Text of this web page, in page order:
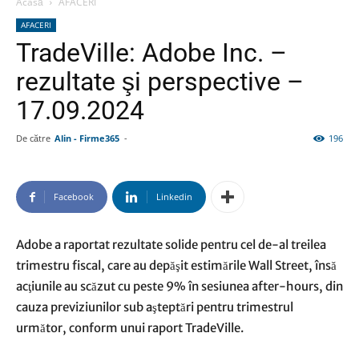
AFACERI
TradeVille: Adobe Inc. –
rezultate şi perspective –
17.09.2024
De către Alin - Firme365 - 196
Facebook Linkedin
Adobe a raportat rezultate solide pentru cel de-al treilea
trimestru fiscal, care au depăşit estimările Wall Street, însă
acţiunile au scăzut cu peste 9% în sesiunea after-hours, din
cauza previziunilor sub aşteptări pentru trimestrul
următor, conform unui raportTradeVille.